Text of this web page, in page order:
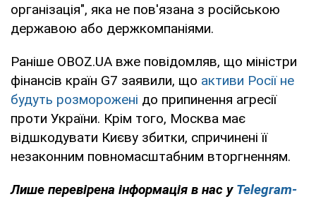
організація", яка не пов'язана з російською
державою або держкомпаніями.
Раніше OBOZ.UA вже повідомляв, що міністри
фінансів країн G7 заявили, що активи Росії не
будуть розморожені до припинення агресії
проти України. Крім того, Москва має
відшкодувати Києву збитки, спричинені її
незаконним повномасштабним вторгненням.
Лише перевірена інформація в нас у Telegram-